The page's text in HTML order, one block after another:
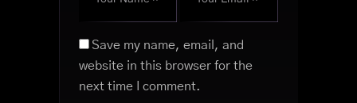
Save my name, email, and
website in this browser for the
next time I comment.